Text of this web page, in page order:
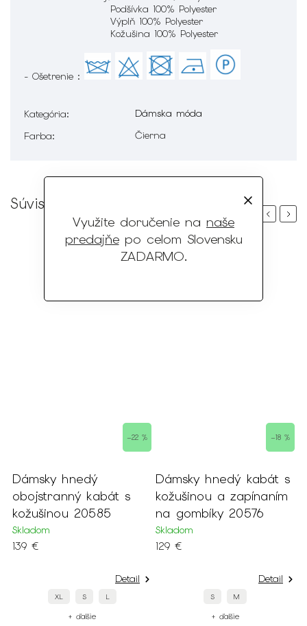
Využite doručenie na naše
predajňepo celom Slovensku
ZADARMO.
Podšívka 100% Polyester
Výplň 100% Polyester
Kožušina 100% Polyester
- Ošetrenie :
Kategória:
Dámska móda
Farba: Čierna
Súvisiaci tovar
Previous
–22 %
Dámsky hnedý
obojstranný kabát s
kožušinou 20585
Skladom
139 €
Detail
XL S L
+ ďalšie
–18 %
Dámsky hnedý kabát s
kožušinou a zapínaním
na gombíky 20576
Skladom
129 €
Detail
S M
+ ďalšie
Next